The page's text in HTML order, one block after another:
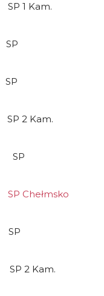
Kam.
Kam.
SP Chełmsko
Kam.